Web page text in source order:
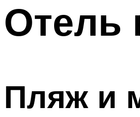
Меню
Отель
Пляж и